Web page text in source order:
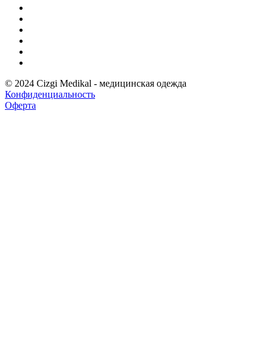
© 2024 Cizgi Medikal - медицинская одежда
Конфиденциальность
Оферта